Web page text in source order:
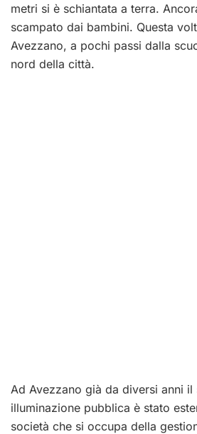
metri si è schiantata a terra.
scampato dai bambini. Questa
Avezzano, a pochi passi dalla
nord della città.
Ad Avezzano già da diversi anni
illuminazione pubblica è stato
società che si occupa della